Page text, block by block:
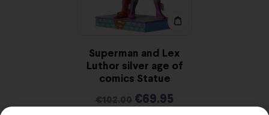
Superman and Lex
Luthor silver age of
comics Statue
€102.00 €69.95